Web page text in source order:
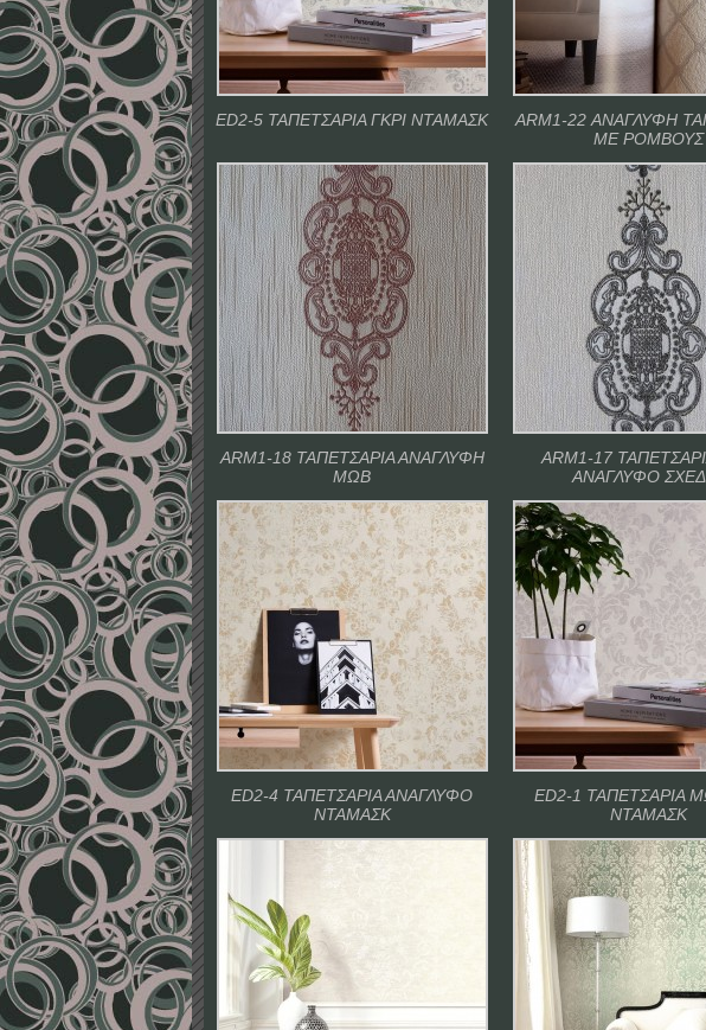
ED2-5 ΤΑΠΕΤΣΑΡΙΑ ΓΚΡΙ ΝΤΑΜΑΣΚ
ARM1-22 ΑΝΑΓΛΥΦΗ
ΜΕ ΡΟΜΒΟΥΣ
ARM1-18 ΤΑΠΕΤΣΑΡΙΑ ΑΝΑΓΛΥΦΗ
ΜΩΒ
ARM1-17
ΑΝΑΓΛΥΦΟ
ED2-4 ΤΑΠΕΤΣΑΡΙΑ ΑΝΑΓΛΥΦΟ
ΝΤΑΜΑΣΚ
ED2-1 ΤΑΠΕΤΣΑΡΙΑ
ΝΤΑΜΑΣΚ